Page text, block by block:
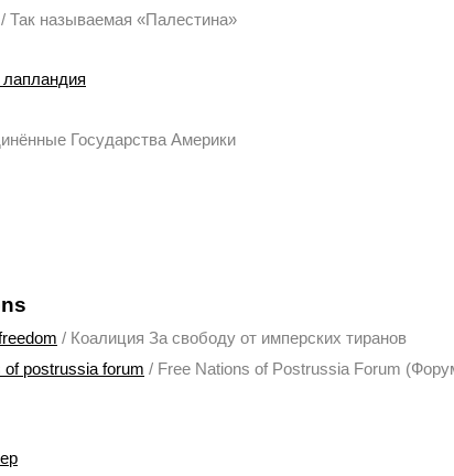
/ Так называемая «Палестина»
Государства Америки
/ Коалиция За свободу от имперских тиранов
of postrussia forum / Free Nations of Postrussia Forum